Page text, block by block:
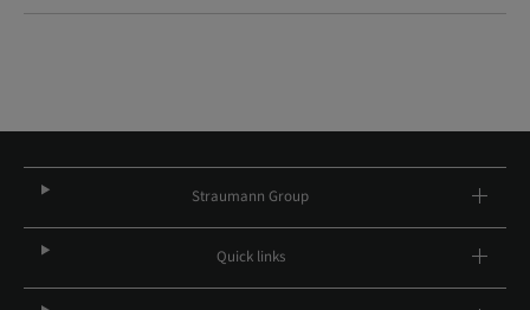
Straumann Group
Quick links